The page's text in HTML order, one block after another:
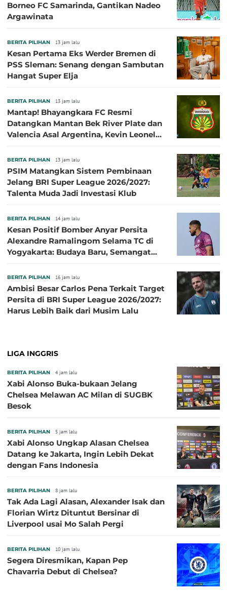
Borneo FC Samarinda, Gantikan Nadeo
Argawinata
BERITA PILIHAN 13 jam lalu
Kesan Pertama Eks Werder Bremen di
PSS Sleman: Senang dengan Sambutan
Hangat Super Elja
BERITA PILIHAN 13 jam lalu
Mantap! Bhayangkara FC Resmi
Datangkan Mantan Bek River Plate dan
Valencia Asal Argentina, Kevin Leonel
BERITA PILIHAN 13 jam lalu
PSIM Matangkan Sistem Pembinaan
Jelang BRI Super League 2026/2027:
Talenta Muda Jadi Investasi Klub
BERITA PILIHAN 14 jam lalu
Kesan Positif Bomber Anyar Persita
Alexandre Ramalingom Selama TC di
Yogyakarta: Budaya Baru, Semangat
BERITA PILIHAN 16 jam lalu
Ambisi Besar Carlos Pena Terkait Target
Persita di BRI Super League 2026/2027:
Harus Lebih Baik dari Musim Lalu
LIGA INGGRIS
BERITA PILIHAN 4 jam lalu
Xabi Alonso Buka-bukaan Jelang
Chelsea Melawan AC Milan di SUGBK
Besok
BERITA PILIHAN 5 jam lalu
Xabi Alonso Ungkap Alasan Chelsea
Datang ke Jakarta, Ingin Lebih Dekat
dengan Fans Indonesia
BERITA PILIHAN 8 jam lalu
Tak Ada Lagi Alasan, Alexander Isak dan
Florian Wirtz Dituntut Bersinar di
Liverpool usai Mo Salah Pergi
BERITA PILIHAN 10 jam lalu
Segera Diresmikan, Kapan Pep
Chavarria Debut di Chelsea?